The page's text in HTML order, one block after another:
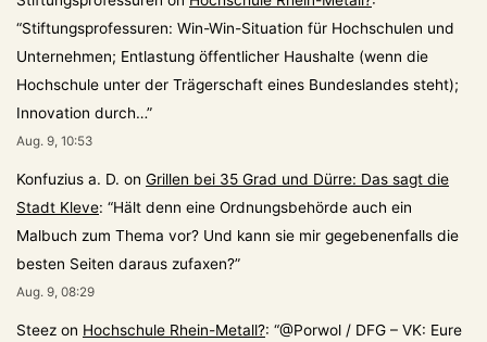
“Stiftungsprofessuren: Win-Win-Situation für Hochschulen und
Unternehmen; Entlastung öffentlicher Haushalte (wenn die
Hochschule unter der Trägerschaft eines Bundeslandes steht);
Innovation durch…”
Aug. 9, 10:53
Konfuzius a. D. on Grillen bei 35 Grad und Dürre: Das sagt die
Stadt Kleve: “Hält denn eine Ordnungsbehörde auch ein
Malbuch zum Thema vor? Und kann sie mir gegebenenfalls die
besten Seiten daraus zufaxen?”
Aug. 9, 08:29
Steez on Hochschule Rhein-Metall?: “@Porwol / DFG – VK: Eure